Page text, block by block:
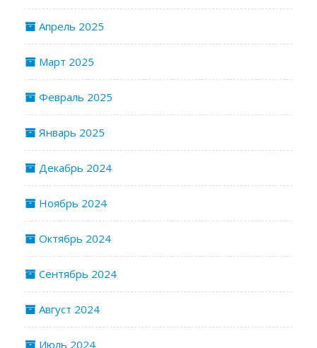
Апрель 2025
Март 2025
Февраль 2025
Январь 2025
Декабрь 2024
Ноябрь 2024
Октябрь 2024
Сентябрь 2024
Август 2024
Июль 2024